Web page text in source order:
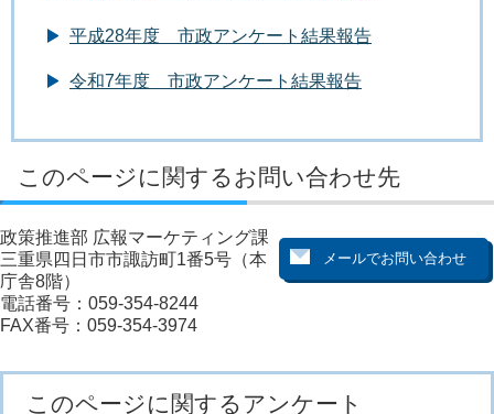
平成28年度 市政アンケート結果報告
令和7年度 市政アンケート結果報告
このページに関するお問い合わせ先
政策推進部 広報マーケティング課
三重県四日市市諏訪町1番5号（本
庁舎8階）
電話番号：059-354-8244
FAX番号：059-354-3974
このページに関するアンケート